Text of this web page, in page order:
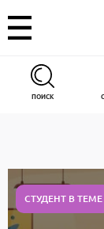
ПОИСК
СТУДЕНТ В ТЕМЕ